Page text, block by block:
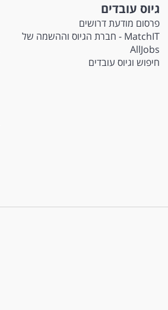
גיוס עובדים
פרסום מודעת דרושים
MatchIT - חברת הגיוס וההשמה של
AllJobs
חיפוש וגיוס עובדים